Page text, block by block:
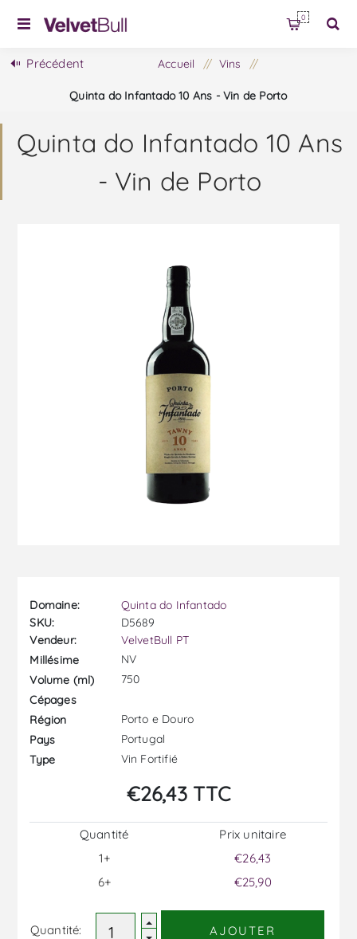
0
Précédent Accueil / Vins /
Quinta do Infantado 10 Ans - Vin de Porto
Quinta do Infantado 10 Ans
- Vin de Porto
Domaine:
Quinta do Infantado
SKU:
D5689
Vendeur:
VelvetBull PT
Millésime
NV
Volume (ml)
750
Cépages
Région
Porto e Douro
Pays
Portugal
Type
Vin Fortifié
€26,43 TTC
Quantité
1+
6+
Prix ​​unitaire
€26,43
€25,90
Quantité: AJOUTER